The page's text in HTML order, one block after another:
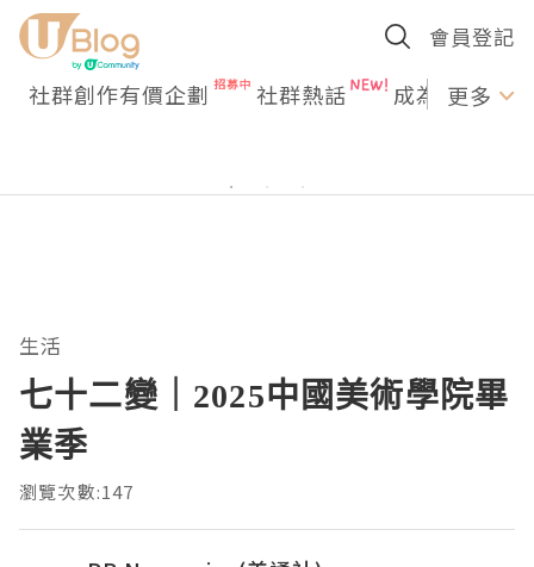
會員登記
社群創作有價企劃 社群熱話 成為U更多
生活
七十二變｜2025中國美術學院畢
業季
瀏覽次數:147